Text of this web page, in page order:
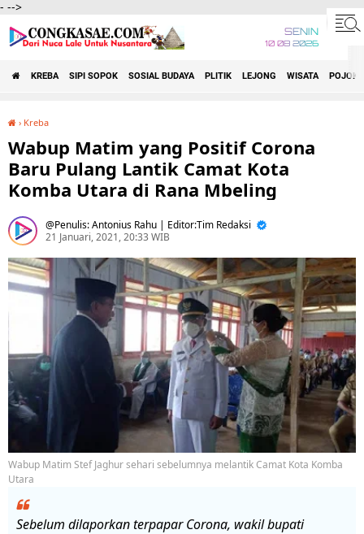
- -->
SENIN
10 08 2026
KREBA SIPI SOPOK SOSIAL BUDAYA PLITIK LEJONG WISATA POJOK
› Kreba
Wabup Matim yang Positif Corona
Baru Pulang Lantik Camat Kota
Komba Utara di Rana Mbeling
Penulis: Antonius Rahu | Editor:Tim Redaksi
21 Januari, 2021, 20:33 WIB
Wabup Matim Stef Jaghur sehari sebelumnya melantik Camat Kota Komba
Utara
Sebelum dilaporkan terpapar Corona, wakil bupati